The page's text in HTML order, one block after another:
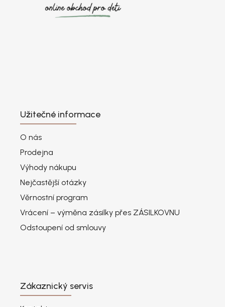
Užitečné informace
O nás
Prodejna
Výhody nákupu
Nejčastější otázky
Věrnostní program
Vrácení – výměna zásilky přes ZÁSILKOVNU
Odstoupení od smlouvy
Zákaznický servis